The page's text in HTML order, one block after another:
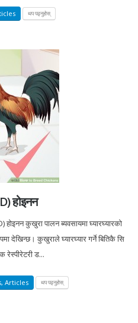
थप पढ्नुहोस्
होइनन
होइनन कुखुरा पालन ब्यवसायमा घ्यारघ्यारको
देखिन्छ। कुखुराले घ्यारघ्यार गर्ने बितिकै सि
रेस्पीरेटरी ड...
, Articles थप पढ्नुहोस्